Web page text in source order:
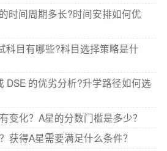
时间周期多长?时间安排如何优
科目有哪些?科目选择策略是什
DSE 的优劣分析?升学路径如何选
变化？A星的分数门槛是多少？
获得A星需要满足什么条件？